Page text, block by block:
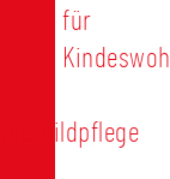
für
Kindeswohl
Stadtbildpflege